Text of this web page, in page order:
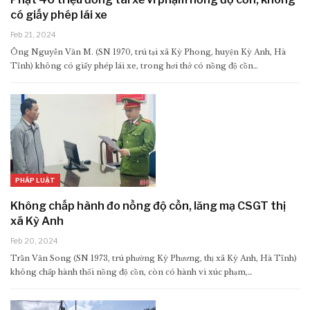
có giấy phép lái xe
Feb 21, 2024
Ông Nguyễn Văn M. (SN 1970, trú tại xã Kỳ Phong, huyện Kỳ Anh, Hà
Tĩnh) không có giấy phép lái xe, trong hơi thở có nồng độ cồn…
PHÁP LUẬT
Không chấp hành đo nồng độ cồn, lăng mạ CSGT thị
xã Kỳ Anh
Feb 20, 2024
Trần Văn Song (SN 1973, trú phường Kỳ Phương, thị xã Kỳ Anh, Hà Tĩnh)
không chấp hành thổi nồng độ cồn, còn có hành vi xúc phạm,…